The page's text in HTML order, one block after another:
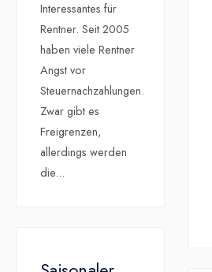
Interessantes für
Rentner. Seit 2005
haben viele Rentner
Angst vor
Steuernachzahlungen.
Zwar gibt es
Freigrenzen,
allerdings werden
die...